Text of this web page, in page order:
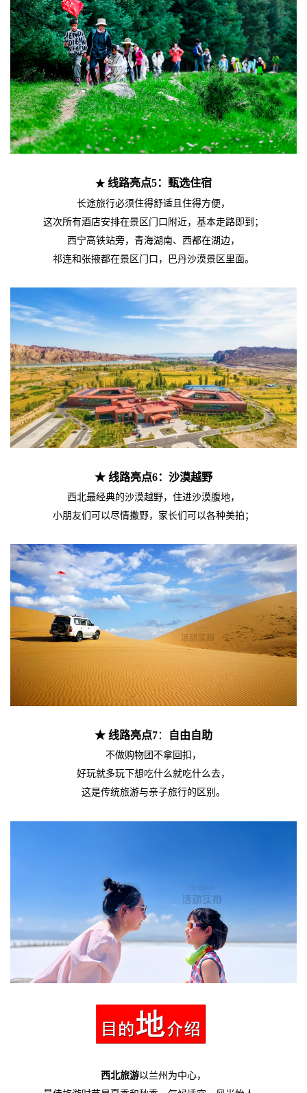
★ 线路亮点5：甄选住宿
长途旅行必须住得舒适且住得方便，
这次所有酒店安排在景区门口附近，基本走路即到；
西宁高铁站旁，青海湖南、西都在湖边，
祁连和张掖都在景区门口，巴丹沙漠景区里面。
★ 线路亮点6：沙漠越野
西北最经典的沙漠越野，住进沙漠腹地，
小朋友们可以尽情撒野，家长们可以各种美拍；
★ 线路亮点7： 自由自助
不做购物团不拿回扣，
好玩就多玩下想吃什么就吃什么去，
这是传统旅游与亲子旅行的区别。
西北旅游以兰州为中心，